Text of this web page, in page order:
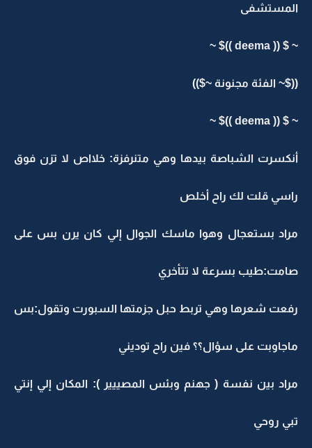
المستشفى
~ $ (( deema ))$ ~
(($~ الفئة مجنونة ~$))
~ $ (( deema ))$ ~
أنكسرت الشباصة بيدها وهي متنرفزة: خلااص لا تزن فوق
راسي قلت لك راح أخلص
مراد بستعجال وهوا ماسك الجوال إلي كان يرن بس على
صامت:طيب بسرعة لا تتأخري
رفعت شعرها وهي تربط حبل جزمتها السبورت وتقول:بس
ماجاوبت على سؤال؟؟ فين راح توديني
مراد بين نفسة ( جهنم وبئس المصييير ): المكان إلي إنتي
تبي روحي